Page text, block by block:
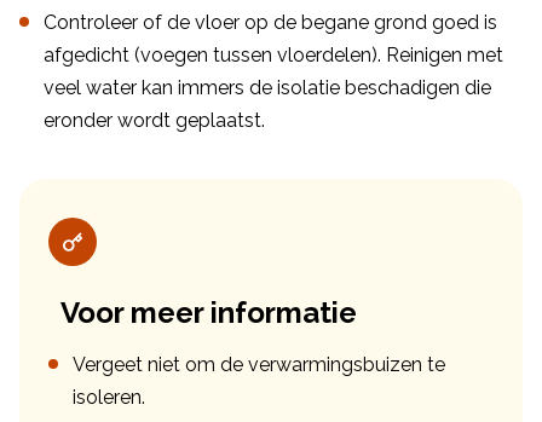
Controleer of de vloer op de begane grond goed is
afgedicht (voegen tussen vloerdelen). Reinigen met
veel water kan immers de isolatie beschadigen die
eronder wordt geplaatst.
Voor meer informatie
Vergeet niet om de verwarmingsbuizen te
isoleren.